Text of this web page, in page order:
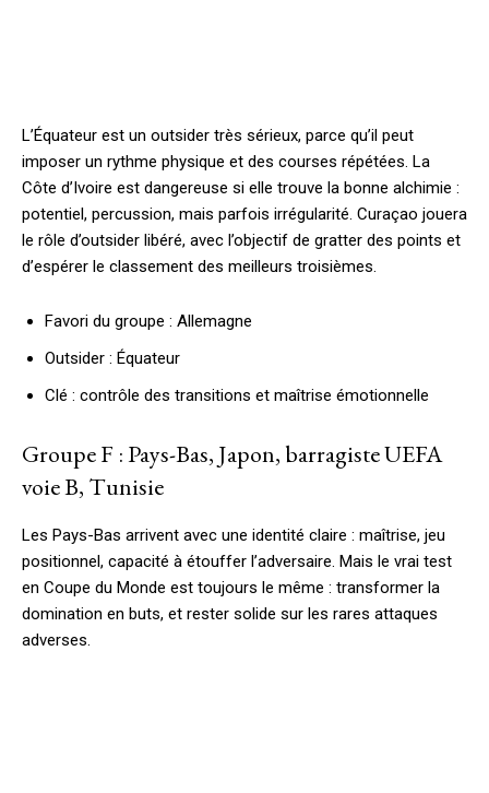
L’Équateur est un outsider très sérieux, parce qu’il peut
imposer un rythme physique et des courses répétées. La
Côte d’Ivoire est dangereuse si elle trouve la bonne alchimie :
potentiel, percussion, mais parfois irrégularité. Curaçao jouera
le rôle d’outsider libéré, avec l’objectif de gratter des points et
d’espérer le classement des meilleurs troisièmes.
Favori du groupe : Allemagne
Outsider : Équateur
Clé : contrôle des transitions et maîtrise émotionnelle
Groupe F : Pays-Bas, Japon, barragiste UEFA
voie B, Tunisie
Les Pays-Bas arrivent avec une identité claire : maîtrise, jeu
positionnel, capacité à étouffer l’adversaire. Mais le vrai test
en Coupe du Monde est toujours le même : transformer la
domination en buts, et rester solide sur les rares attaques
adverses.